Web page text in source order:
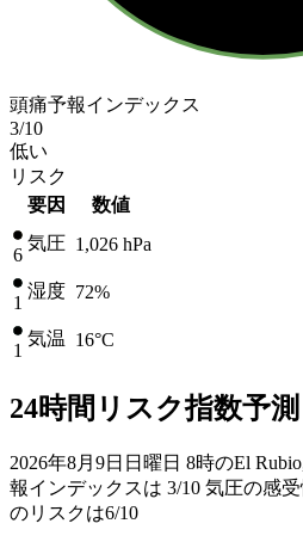
頭痛予報インデックス
3/10
低い
リスク
要因
数値
6
気圧 1,026 hPa
1
湿度 72%
1
気温 16°C
24時間リスク指数予測
2026年8月9日日曜日 8時のEl
報インデックスは 3/10 気圧の感
のリスクは6/10